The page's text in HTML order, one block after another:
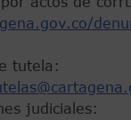
tutela:
judiciales: